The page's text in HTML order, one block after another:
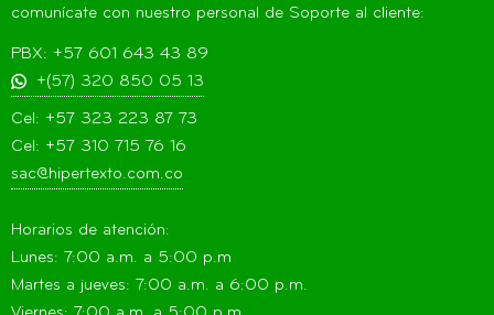
comunícate con nuestro personal de Soporte al cliente:
PBX: +57 601 643 43 89
+(57) 320 850 05 13
Cel: +57 323 223 87 73
Cel: +57 310 715 76 16
sac@hipertexto.com.co
Horarios de atención:
Lunes: 7:00 a.m. a 5:00 p.m
Martes a jueves: 7:00 a.m. a 6:00 p.m.